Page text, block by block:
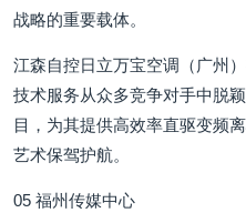
战略的重要载体。
江森自控日立万宝空调（广州
技术服务从众多竞争对手中脱
目，为其提供高效率直驱变频
艺术保驾护航。
05 福州传媒中心